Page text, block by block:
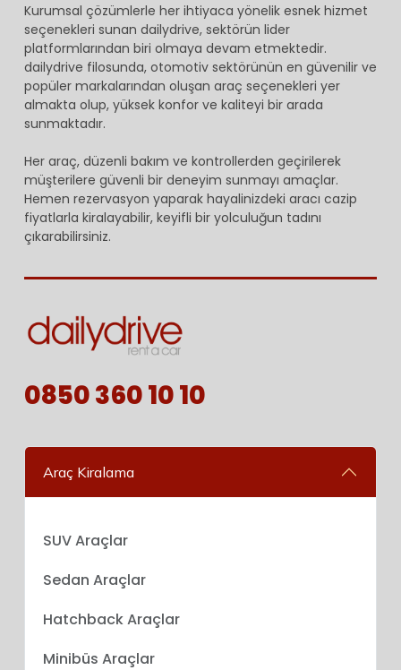
Kurumsal çözümlerle her ihtiyaca yönelik esnek hizmet
seçenekleri sunan dailydrive, sektörün lider
platformlarından biri olmaya devam etmektedir.
dailydrive filosunda, otomotiv sektörünün en güvenilir ve
popüler markalarından oluşan araç seçenekleri yer
almakta olup, yüksek konfor ve kaliteyi bir arada
sunmaktadır.
Her araç, düzenli bakım ve kontrollerden geçirilerek
müşterilere güvenli bir deneyim sunmayı amaçlar.
Hemen rezervasyon yaparak hayalinizdeki aracı cazip
fiyatlarla kiralayabilir, keyifli bir yolculuğun tadını
çıkarabilirsiniz.
0850 360 10 10
Araç Kiralama
SUV Araçlar
Sedan Araçlar
Hatchback Araçlar
Minibüs Araçlar